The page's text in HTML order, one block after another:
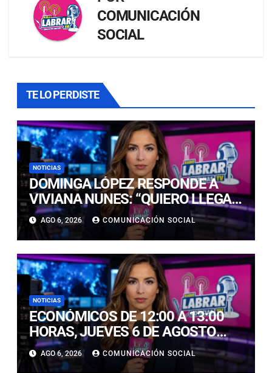
COMUNICACIÓN
SOCIAL
TE LO PERDISTE
NOTICIAS
DOMINGA LÓPEZ RESPONDE A
VIVIANA NUNES: “QUIERO LLEGAR,
NI SIQUIERA AL TOP 5, A LA
CORONA”
AGO 6, 2026 COMUNICACIÓN SOCIAL
NOTICIAS
ECONÓMICOS DE 12:00 A 13:00
HORAS, JUEVES 6 DE AGOSTO
2026
AGO 6, 2026 COMUNICACIÓN SOCIAL